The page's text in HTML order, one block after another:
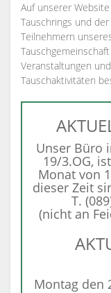
Auf unserer
Tauschrings und
Teilnehmern
Veranstaltungen
Tauschaktivitäten
Unser Büro
19/3.OG,
Monat von
dieser Zeit
T.
(nicht an
Montag den